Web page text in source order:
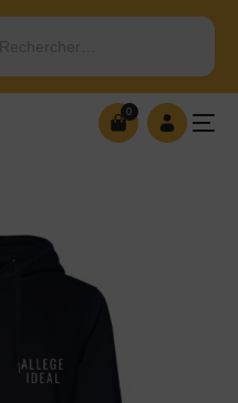
Rechercher…
0